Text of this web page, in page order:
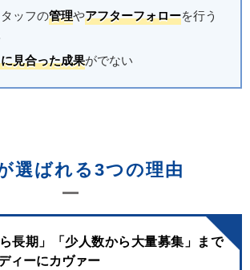
ッフの管理やアフターフォローを行う
見合った成果がでない
選ばれる3つの理由
ら長期」「少人数から大量募集」まで
ィーにカヴァー